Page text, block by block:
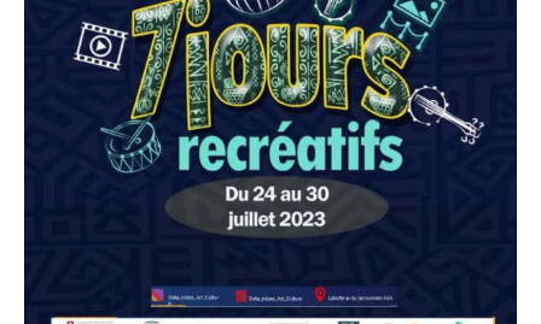
Politique
Technologies
Entreprenariat